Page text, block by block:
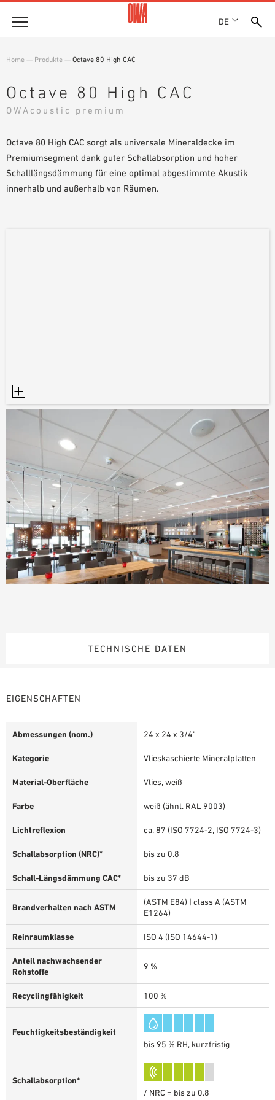
DE
AUSZEICHNUNGEN
STANDORTE
OWA GREEN CIRCLE
OWA-PLUS
Produkte
PRODUKTÜBERSICHT
TECHNISCHE SUCHE
FUNKTIONEN
EINSATZGEBIETE
Referenzen
Technische Beratung
Home — Produkte — Octave 80 High CAC
Octave 80 High CAC
OWAcoustic premium
Octave 80 High CAC sorgt als universale Mineraldecke im
Premiumsegment dank guter Schallabsorption und hoher
Schalllängsdämmung für eine optimal abgestimmte Akustik
innerhalb und außerhalb von Räumen.
TECHNISCHE DATEN
EIGENSCHAFTEN
Abmessungen (nom.) 24 x 24 x 3/4"
Kategorie Vlieskaschierte Mineralplatten
Material-Oberfläche Vlies, weiß
Farbe weiß (ähnl. RAL 9003)
Lichtreflexion ca. 87 (ISO 7724-2, ISO 7724-3)
Schallabsorption (NRC)* bis zu 0.8
Schall-Längsdämmung CAC* bis zu 37 dB
Brandverhalten nach ASTM
(ASTM E84) | class A (ASTM
E1264)
Reinraumklasse ISO 4 (ISO 14644-1)
Anteil nachwachsender
Rohstoffe
9 %
Recyclingfähigkeit 100 %
Feuchtigkeitsbeständigkeit
bis 95 % RH, kurzfristig
Schallabsorption*
/ NRC = bis zu 0.8